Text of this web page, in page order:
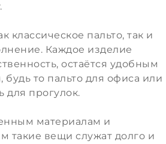
классическое пальто, так и
Каждое изделие
остаётся удобным
то пальто для офиса или
для прогулок.
материалам и
такие вещи служат долго и